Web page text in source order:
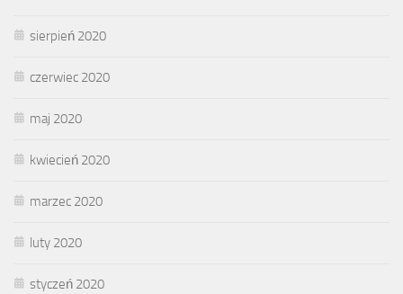
sierpień 2020
czerwiec 2020
maj 2020
kwiecień 2020
marzec 2020
luty 2020
styczeń 2020